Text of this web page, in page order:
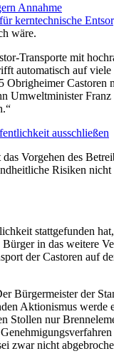
Annahme
kerntechnische
wäre.
Transporte mit
auf
ausschließen
Vorgehen des
Risiken nicht
stattgefunden
in das weitere
der Castoren auf
Bürgermeister der
Aktionismus werde
Stollen nur
nicht